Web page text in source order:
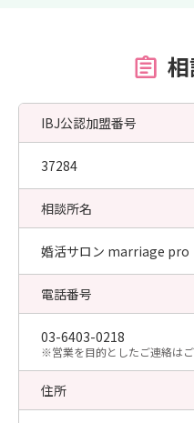
IBJ公認加盟番号
37284
相談所名
婚活サロン marriage pro
電話番号
03-6403-0218
​※営業を目的としたご連絡は
住所